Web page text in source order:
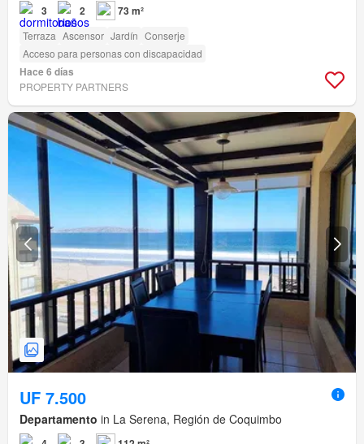
3 2 73 m²
Terraza Ascensor Jardín Conserje
Acceso para personas con discapacidad
Hace 6 días
PROPERTY PARTNERS
UF 7.500
Departamento in La Serena, Región de Coquimbo